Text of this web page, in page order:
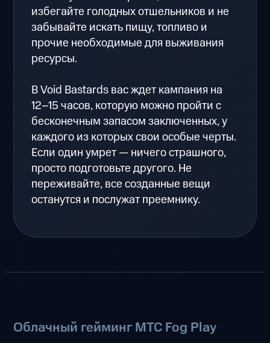
избегайте голодных отшельников и не
забывайте искать пищу, топливо и
прочие необходимые для выживания
ресурсы.
В Void Bastards вас ждет кампания на
12–15 часов, которую можно пройти с
бесконечным запасом заключенных, у
каждого из которых свои особые черты.
Если один умрет — ничего страшного,
просто подготовьте другого. Не
переживайте, все созданные вещи
останутся и послужат преемнику.
Облачный гейминг МТС Fog Play